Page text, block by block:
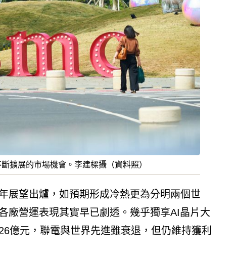
擴展的市場機會。李建樑攝（資料照）
展望出爐，如預期形成冷熱更為分明兩個世
廠營運表現其實早已劇透。幾乎獨享AI晶片大
億元，聯電與世界先進雖衰退，但仍維持獲利